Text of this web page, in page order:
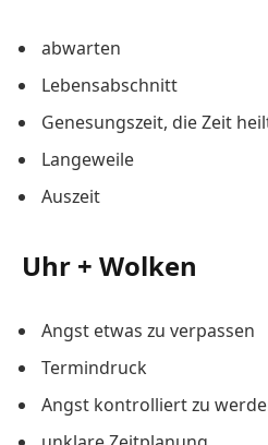
abwarten
Lebensabschnitt
Genesungszeit, die Zeit
Langeweile
Auszeit
Uhr + Wolken
Angst etwas zu verpassen
Termindruck
Angst kontrolliert zu